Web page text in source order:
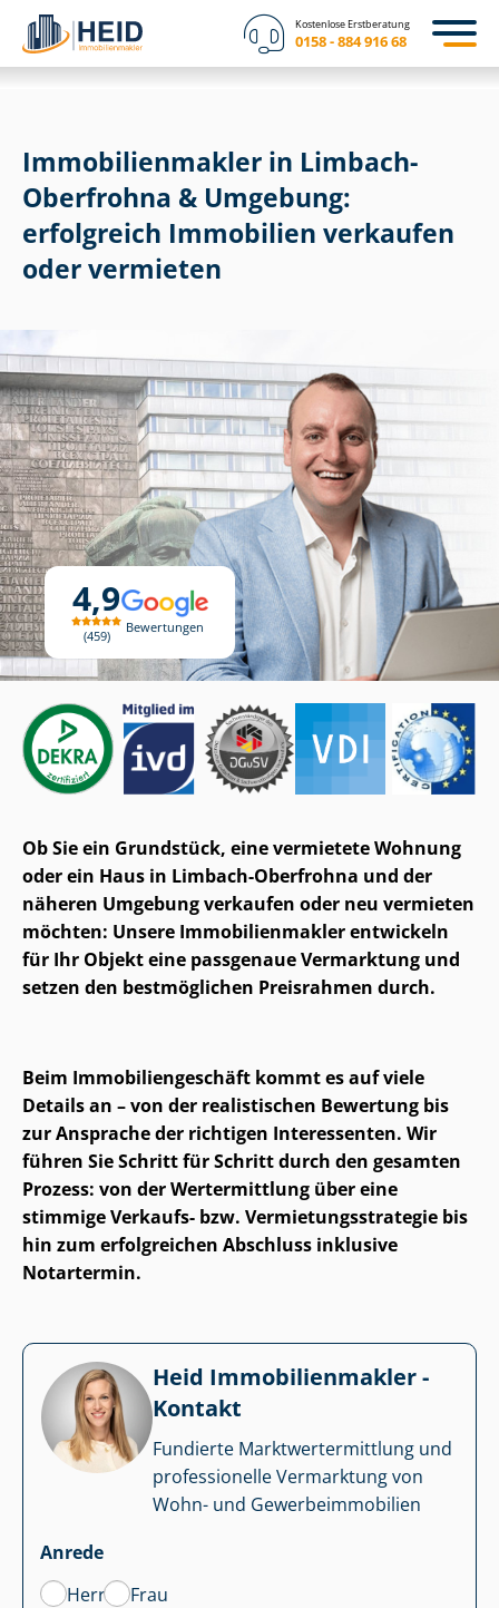
Kostenlose Erstberatung
0158 - 884 916 68
4,9
459
Bewertungen
Im­mo­bi­li­en­mak­ler in Limbach-
Oberfrohna & Umgebung:
erfolgreich Immobilien verkaufen
oder vermieten
Ob Sie ein Grundstück, eine vermietete Wohnung
oder ein Haus in Limbach-Oberfrohna und der
näheren Umgebung verkaufen oder neu vermieten
möchten: Unsere Im­mo­bi­li­en­mak­ler entwickeln
für Ihr Objekt eine passgenaue Vermarktung und
setzen den bestmöglichen Preisrahmen durch.
Beim Im­mo­bi­li­en­ge­schäft kommt es auf viele
Details an – von der realistischen Bewertung bis
zur Ansprache der richtigen Interessenten. Wir
führen Sie Schritt für Schritt durch den gesamten
Prozess: von der Wertermittlung über eine
stimmige Verkaufs- bzw. Ver­mie­tungs­stra­te­gie bis
hin zum erfolgreichen Abschluss inklusive
Notartermin.
Heid Im­mo­bi­li­en­mak­ler -
Kontakt
Fundierte Markt­wert­ermitt­lung und
professionelle Vermarktung von
Wohn- und Ge­wer­be­im­mo­bi­li­en
Anrede
Herr
Frau